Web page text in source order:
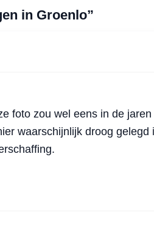
in Groenlo”
foto zou wel eens in de
waarschijnlijk droog